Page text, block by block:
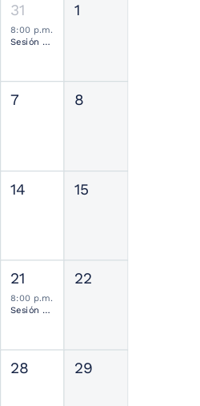
31
8:00 p.m.
Sesión Ordinaria SMCN
1
7 8
14 15
21
8:00 p.m.
Sesión Ordinaria SMCN
22
28 29